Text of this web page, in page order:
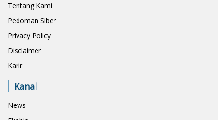
Tentang Kami
Pedoman Siber
Privacy Policy
Disclaimer
Karir
Kanal
News